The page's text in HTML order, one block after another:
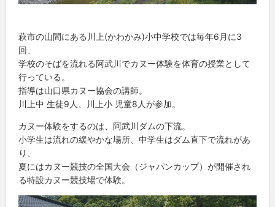
萩市の山間にある川上(かわかみ)小中学校では毎年6月に3
回、
学校のそばを流れる阿武川でカヌー体験を体育の授業として
行っている。
指導は山口県カヌー協会の講師。
川上中 生徒9人、川上小 児童8人が参加。
カヌー体験をするのは、阿武川ダムの下流。
小学生は流れの緩やかな場所、中学生はダム直下で流れがあ
り、
夏にはカヌー競技の全国大会（ジャパンカップ）が開催され
る特設カヌー競技場で体験。